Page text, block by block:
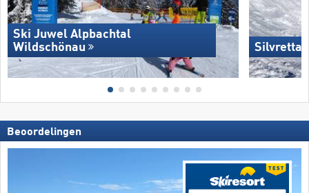
Ski Juwel Alpbachtal
Wildschönau
Silvretta
Beoordelingen